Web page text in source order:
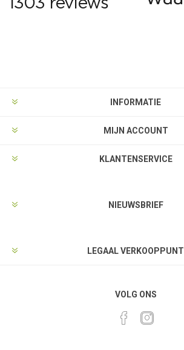
INFORMATIE
MIJN ACCOUNT
KLANTENSERVICE
NIEUWSBRIEF
LEGAAL VERKOOPPUNT
VOLG ONS